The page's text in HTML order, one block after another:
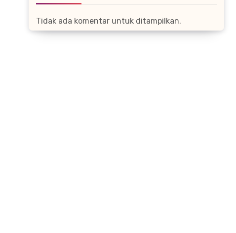
Tidak ada komentar untuk ditampilkan.